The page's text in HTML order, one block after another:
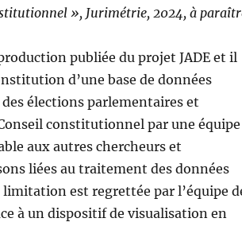
», Jurimétrie, 2024, à
publiée du projet JADE et il
d’une base de données
élections parlementaires et
constitutionnel par une équipe
aux autres chercheurs et
liées au traitement des données
est regrettée par l’équipe
à un dispositif de visualisation en